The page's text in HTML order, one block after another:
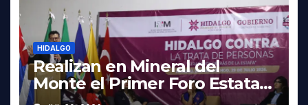
HIDALGO
Realizan en Mineral del
Monte el Primer Foro Estatal
contra la Trata de Personas